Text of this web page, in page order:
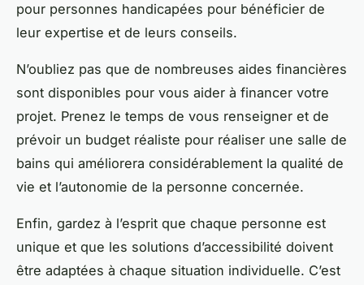
pour personnes handicapées pour bénéficier de
leur expertise et de leurs conseils.
N’oubliez pas que de nombreuses aides financières
sont disponibles pour vous aider à financer votre
projet. Prenez le temps de vous renseigner et de
prévoir un budget réaliste pour réaliser une salle de
bains qui améliorera considérablement la qualité de
vie et l’autonomie de la personne concernée.
Enfin, gardez à l’esprit que chaque personne est
unique et que les solutions d’accessibilité doivent
être adaptées à chaque situation individuelle. C’est